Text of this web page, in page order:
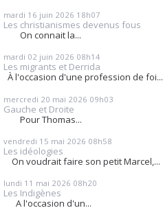
mardi 16 juin 2026 18h07
Les christianismes devenus fous
On connait la...
mardi 02 juin 2026 08h14
Les migrants et Derrida
À l'occasion d'une profession de foi...
mercredi 20 mai 2026 09h03
Gauche et Droite
Pour Thomas...
vendredi 15 mai 2026 08h58
Les idéologies
On voudrait faire son petit Marcel,...
lundi 11 mai 2026 08h20
Les Indigènes
A l'occasion d'un...